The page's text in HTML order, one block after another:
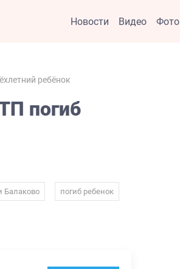
Новости Видео Фото
ребёнок
погиб
Балаково погиб ребенок